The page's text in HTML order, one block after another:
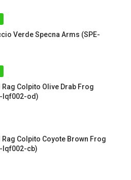
Verde Specna Arms (SPE-
Rag Colpito Olive Drab Frog
lqf002-od)
Rag Colpito Coyote Brown Frog
lqf002-cb)